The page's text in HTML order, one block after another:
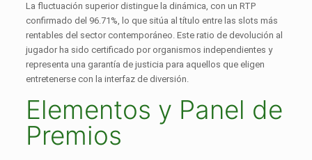
La fluctuación superior distingue la dinámica, con un RTP
confirmado del 96.71%, lo que sitúa al título entre las slots más
rentables del sector contemporáneo. Este ratio de devolución al
jugador ha sido certificado por organismos independientes y
representa una garantía de justicia para aquellos que eligen
entretenerse con la interfaz de diversión.
Elementos y Panel de
Premios